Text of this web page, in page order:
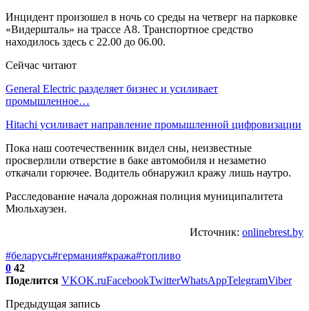
Инцидент произошел в ночь со среды на четверг на парковке
«Видершталь» на трассе А8. Транспортное средство
находилось здесь с 22.00 до 06.00.
Сейчас читают
General Electric разделяет бизнес и усиливает
промышленное…
Hitachi усиливает направление промышленной цифровизации
Пока наш соотечественник видел сны, неизвестные
просверлили отверстие в баке автомобиля и незаметно
откачали горючее. Водитель обнаружил кражу лишь наутро.
Расследование начала дорожная полиция муниципалитета
Мюльхаузен.
Источник: onlinebrest.by
#беларусь#германия#кража#топливо
0 42
Поделится VKOK.ruFacebookTwitterWhatsAppTelegramViber
Предыдущая запись